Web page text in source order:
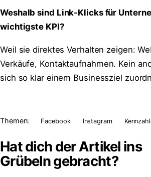
Weshalb sind Link-Klicks für
wichtigste KPI?
Weil sie direktes Verhalten zeigen:
Verkäufe, Kontaktaufnahmen. Kein
sich so klar einem Businessziel
Themen: Facebook Instagram
Hat dich der Artikel ins
Grübelngebracht?